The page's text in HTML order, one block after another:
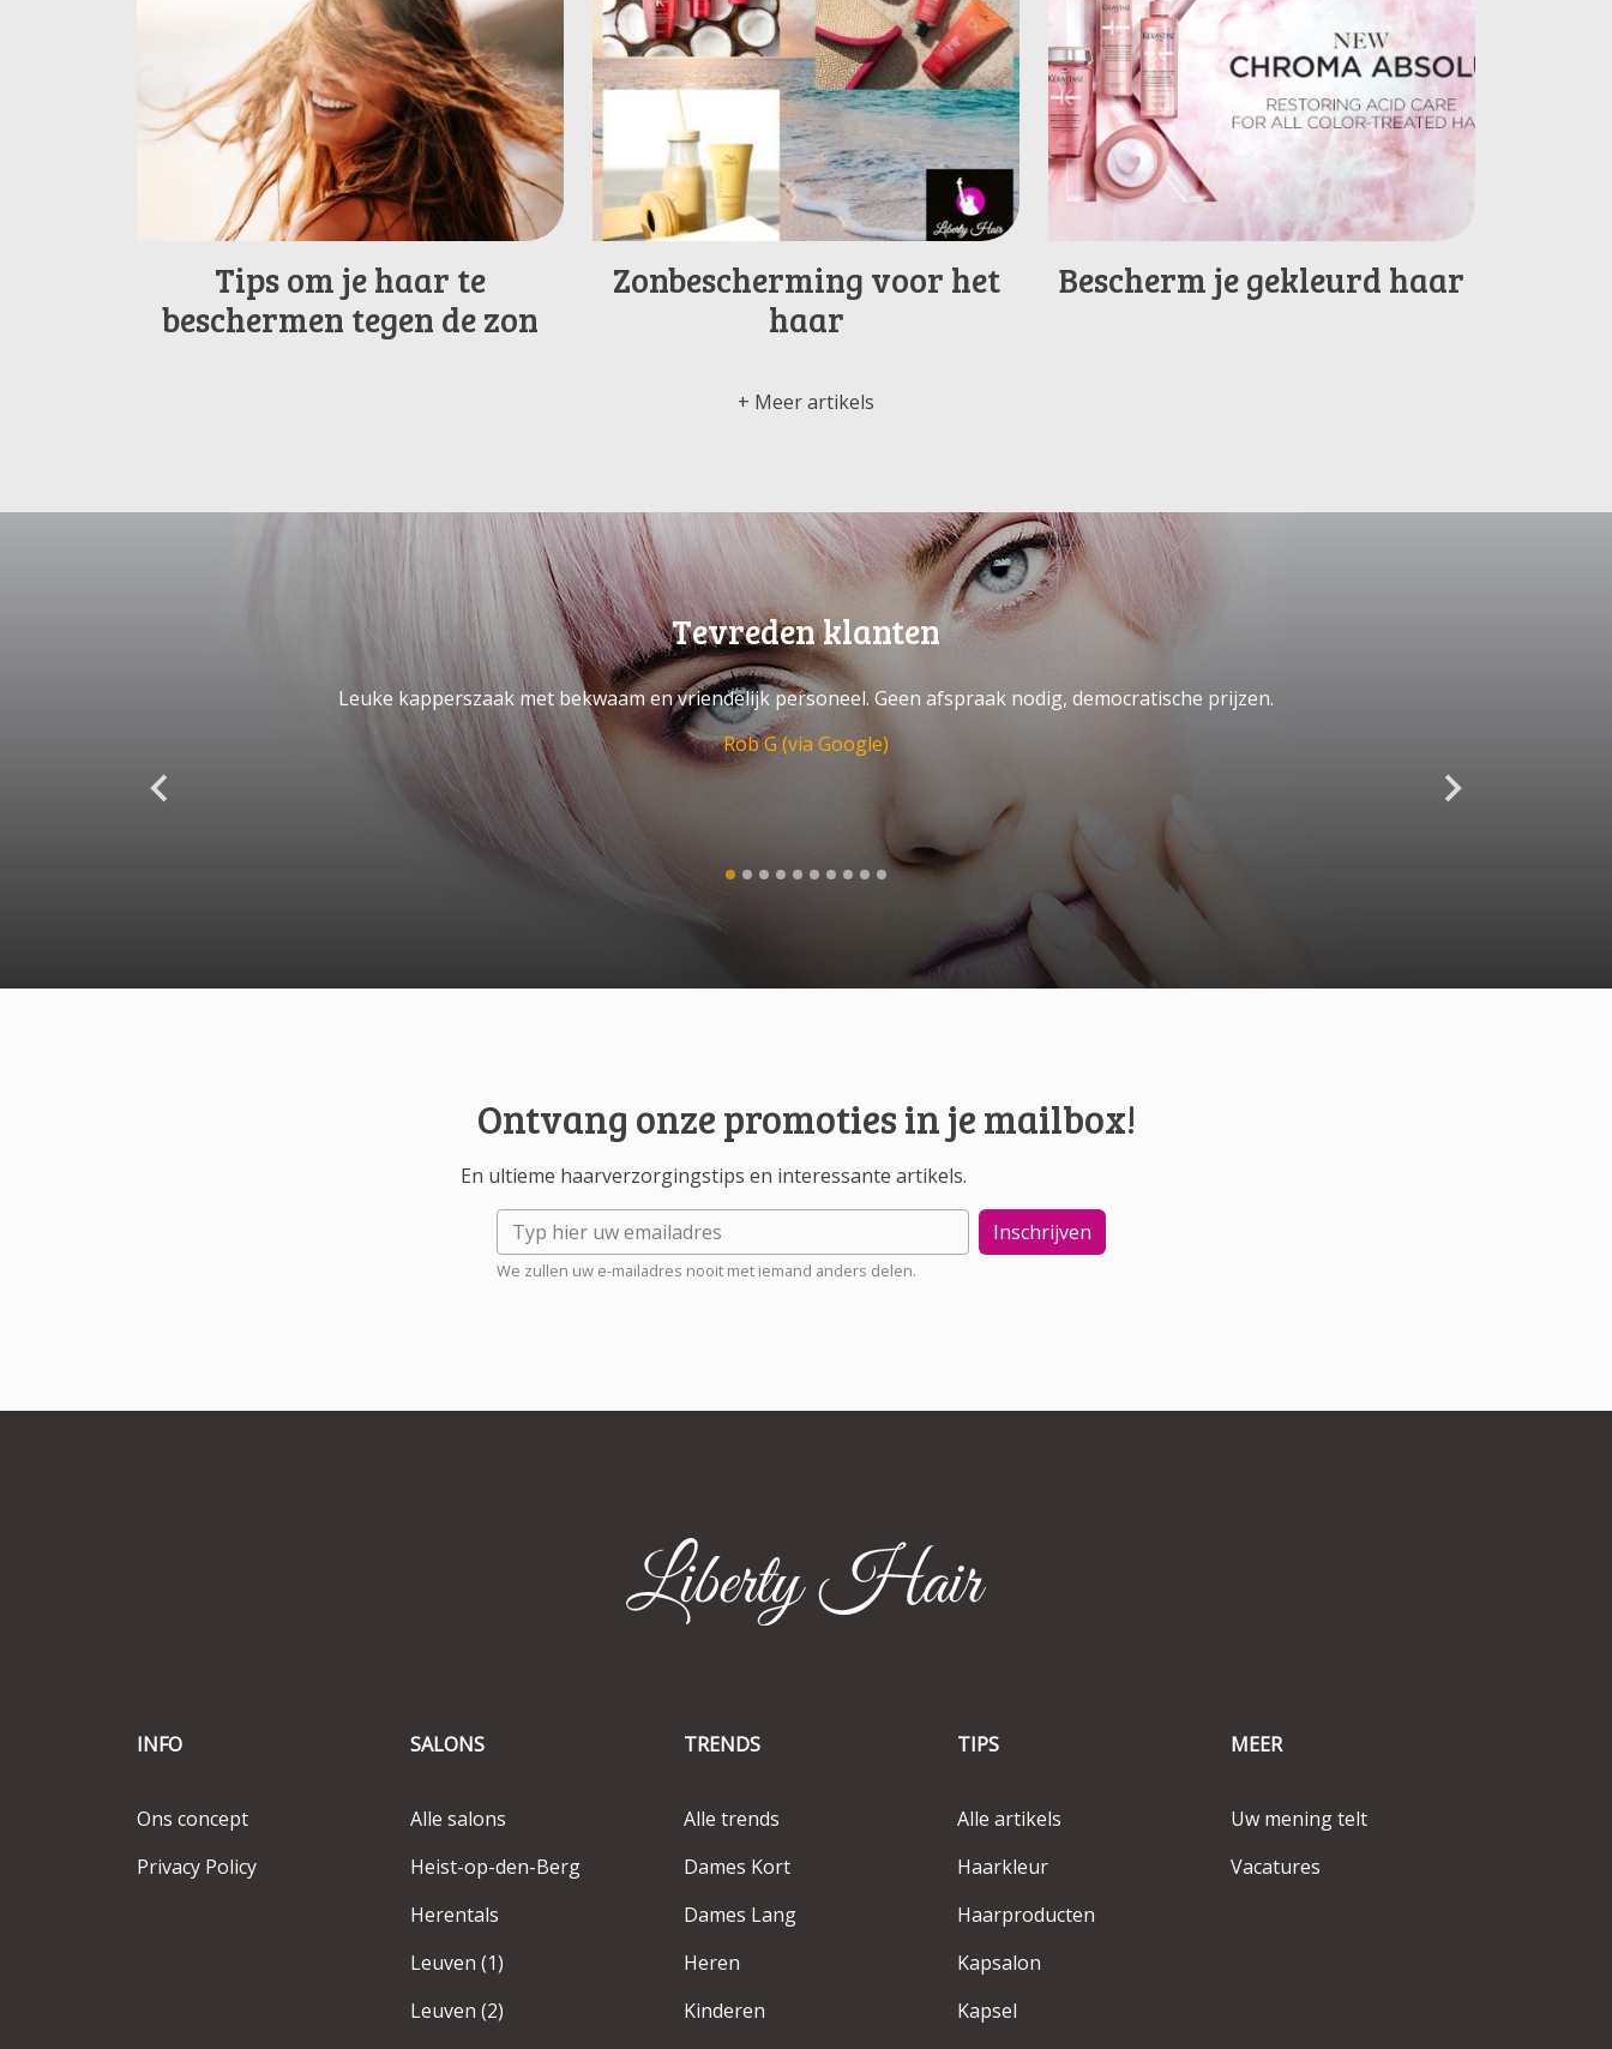
Tips om je haar te
beschermen tegen de zon
Zonbescherming voor het
haar
Bescherm je gekleurd haar
Meer artikels
Tevreden klanten
Leuke kapperszaak met bekwaam en vriendelijk personeel. Geen afspraak nodig, democratische prijzen.
Rob G (via Google)
Ontvang onze promoties in je mailbox!
En ultieme haarverzorgingstips en interessante artikels.
We zullen uw e-mailadres nooit met iemand anders delen.
Inschrijven
INFO
Ons concept
Privacy Policy
SALONS
Alle salons
Heist-op-den-Berg
Herentals
Leuven (1)
Leuven (2)
TRENDS
Alle trends
Dames Kort
Dames Lang
Heren
Kinderen
TIPS
Alle artikels
Haarkleur
Haarproducten
Kapsalon
Kapsel
MEER
Uw mening telt
Vacatures